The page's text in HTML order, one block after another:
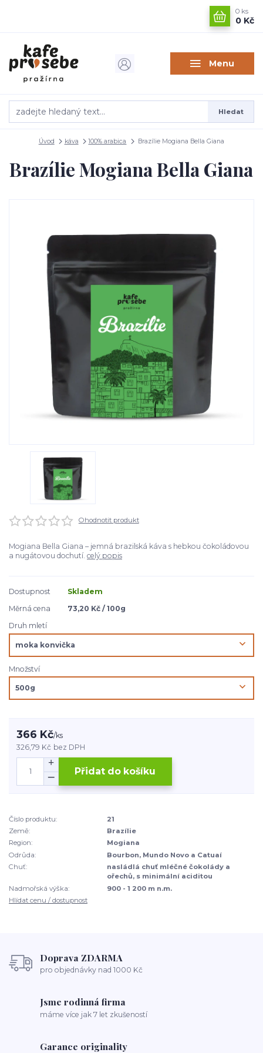
Menu
Hledat
0 ks
0 Kč
Úvod káva 100% arabica Brazílie Mogiana Bella Giana
Brazílie Mogiana Bella Giana
Ohodnotit produkt
Mogiana Bella Giana – jemná brazilská káva s hebkou čokoládovou
a nugátovou dochutí. celý popis
Dostupnost
Skladem
Měrná cena
73,20 Kč / 100g
Druh mletí
Množství
366 Kč/ks
326,79 Kč bez DPH
Přidat do košíku
Číslo produktu:
21
Země:
Brazílie
Region:
Mogiana
Odrůda:
Bourbon, Mundo Novo a Catuaí
Chuť:
nasládlá chuť mléčné čokolády a
ořechů, s minimální aciditou
Nadmořská výška:
900 - 1 200 m n.m.
Hlídat cenu / dostupnost
Doprava ZDARMA
pro objednávky nad 1000 Kč
Jsme rodinná firma
máme více jak 7 let zkušeností
Garance originality